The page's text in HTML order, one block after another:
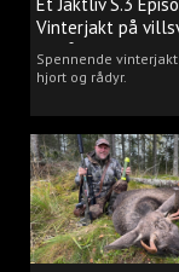
Vinterjakt på
og rådyr.
Spennende
hjort og rådyr.